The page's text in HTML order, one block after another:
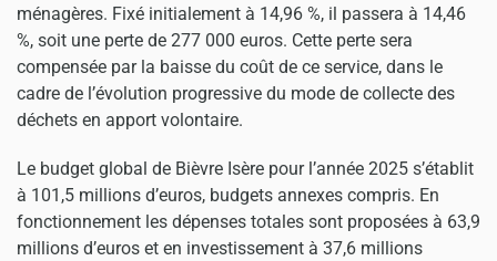
ménagères. Fixé initialement à 14,96 %, il passera à 14,46
%, soit une perte de 277 000 euros. Cette perte sera
compensée par la baisse du coût de ce service, dans le
cadre de l’évolution progressive du mode de collecte des
déchets en apport volontaire.
Le budget global de Bièvre Isère pour l’année 2025 s’établit
à 101,5 millions d’euros, budgets annexes compris. En
fonctionnement les dépenses totales sont proposées à 63,9
millions d’euros et en investissement à 37,6 millions